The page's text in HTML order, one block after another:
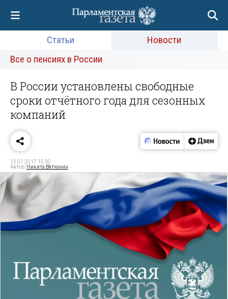
Статьи
Новости
Все о пенсиях в России
В России установлены свободные
сроки отчётного года для сезонных
компаний
12.07.2017 15:30
Автор: Никита Вятчанин